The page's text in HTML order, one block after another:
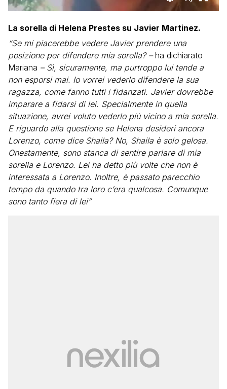
La sorella di Helena Prestes su Javier Martinez.
“Se mi piacerebbe vedere Javier prendere una
posizione per difendere mia sorella? –ha dichiarato
Mariana – Sì, sicuramente, ma purtroppo lui tende a
non esporsi mai. Io vorrei vederlo difendere la sua
ragazza, come fanno tutti i fidanzati. Javier dovrebbe
imparare a fidarsi di lei. Specialmente in quella
situazione, avrei voluto vederlo più vicino a mia sorella.
E riguardo alla questione se Helena desideri ancora
Lorenzo, come dice Shaila? No, Shaila è solo gelosa.
Onestamente, sono stanca di sentire parlare di mia
sorella e Lorenzo. Lei ha detto più volte che non è
interessata a Lorenzo. Inoltre, è passato parecchio
tempo da quando tra loro c’era qualcosa. Comunque
sono tanto fiera di lei”